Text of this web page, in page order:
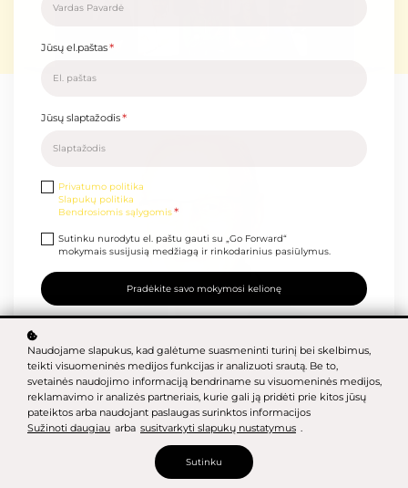
BADAVIMAS - SVEIKOS GYVENSENOS DRAUGAS
AR PRIEŠAS?
Šioje paskaitoje sužinosite, kokios yra svorio augimo priežastys,
kokios yra protarpinio badavimo strategijos ir nauda, kaip pasiruošti
Naudojame slapukus, kad galėtume suasmeninti turinį bei skelbimus,
teikti visuomeninės medijos funkcijas ir analizuoti srautą. Be to,
svetainės naudojimo informaciją bendriname su visuomeninės medijos,
reklamavimo ir analizės partneriais, kurie gali ją pridėti prie kitos jūsų
pateiktos arba naudojant paslaugas surinktos informacijos
Sužinoti daugiau arba susitvarkyti slapukų nustatymus .
Sutinku
Jūsų el.paštas*
Jūsų slaptažodis*
Privatumo politika
Slapukų politika
Bendrosiomis sąlygomis *
Sutinku nurodytu el. paštu gauti su „Go Forward“
mokymais susijusią medžiagą ir rinkodarinius pasiūlymus.
Pradėkite savo mokymosi kelionę